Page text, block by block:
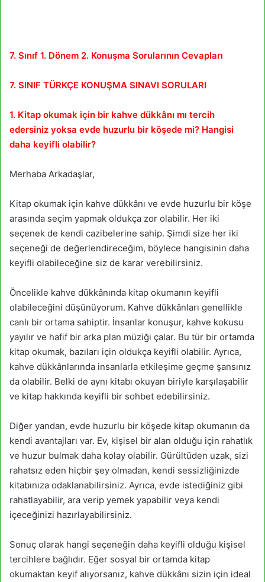
7. Sınıf 1. Dönem 2. Konuşma Sorularının Cevapları
7. SINIF TÜRKÇE KONUŞMA SINAVI SORULARI
1. Kitap okumak için bir kahve dükkânı mı tercih
edersiniz yoksa evde huzurlu bir köşede mi? Hangisi
daha keyifli olabilir?
Merhaba Arkadaşlar,
Kitap okumak için kahve dükkânı ve evde huzurlu bir köşe
arasında seçim yapmak oldukça zor olabilir. Her iki
seçenek de kendi cazibelerine sahip. Şimdi size her iki
seçeneği de değerlendireceğim, böylece hangisinin daha
keyifli olabileceğine siz de karar verebilirsiniz.
Öncelikle kahve dükkânında kitap okumanın keyifli
olabileceğini düşünüyorum. Kahve dükkânları genellikle
canlı bir ortama sahiptir. İnsanlar konuşur, kahve kokusu
yayılır ve hafif bir arka plan müziği çalar. Bu tür bir ortamda
kitap okumak, bazıları için oldukça keyifli olabilir. Ayrıca,
kahve dükkânlarında insanlarla etkileşime geçme şansınız
da olabilir. Belki de aynı kitabı okuyan biriyle karşılaşabilir
ve kitap hakkında keyifli bir sohbet edebilirsiniz.
Diğer yandan, evde huzurlu bir köşede kitap okumanın da
kendi avantajları var. Ev, kişisel bir alan olduğu için rahatlık
ve huzur bulmak daha kolay olabilir. Gürültüden uzak, sizi
rahatsız eden hiçbir şey olmadan, kendi sessizliğinizde
kitabınıza odaklanabilirsiniz. Ayrıca, evde istediğiniz gibi
rahatlayabilir, ara verip yemek yapabilir veya kendi
içeceğinizi hazırlayabilirsiniz.
Sonuç olarak hangi seçeneğin daha keyifli olduğu kişisel
tercihlere bağlıdır. Eğer sosyal bir ortamda kitap
okumaktan keyif alıyorsanız, kahve dükkânı sizin için ideal